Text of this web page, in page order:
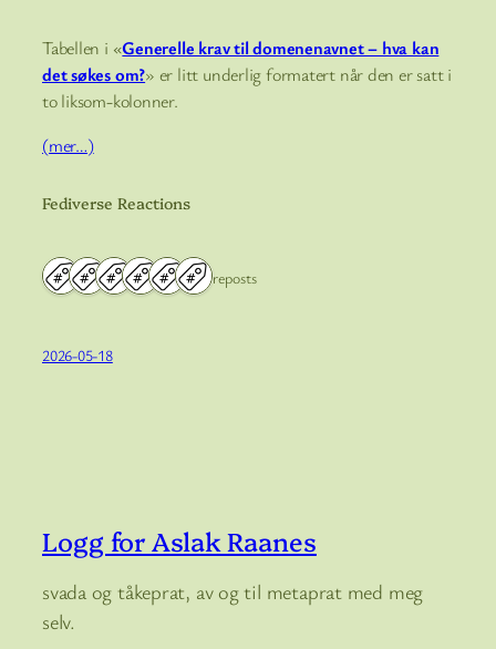
Tabellen i «Generelle krav til domenenavnet – hva kan
det søkes om?» er litt underlig formatert når den er satt i
to liksom-kolonner.
(mer…)
Fediverse Reactions
6 reposts
2026-05-18
Logg for Aslak Raanes
svada og tåkeprat, av og til metaprat med meg
selv.